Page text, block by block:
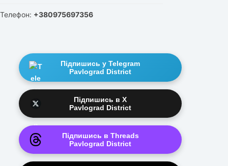
Телефон: +380975697356
Підпишись у Telegram
Pavlograd District
Підпишись в X
Pavlograd District
Підпишись в Threads
Pavlograd District